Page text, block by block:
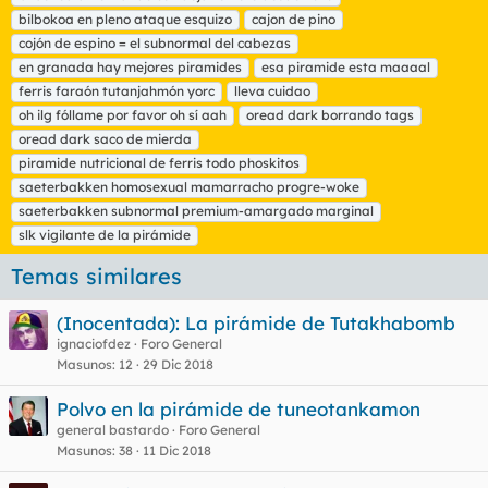
q
u
e
t
a
s
bilbokoa en pleno ataque esquizo
cajon de pino
cojón de espino = el subnormal del cabezas
en granada hay mejores piramides
esa piramide esta maaaal
ferris faraón tutanjahmón yorc
lleva cuidao
oh ilg fóllame por favor oh sí aah
oread dark borrando tags
oread dark saco de mierda
piramide nutricional de ferris todo phoskitos
saeterbakken homosexual mamarracho progre-woke
saeterbakken subnormal premium-amargado marginal
slk vigilante de la pirámide
Temas similares
(Inocentada): La pirámide de Tutakhabomb
ignaciofdez
Foro General
Masunos 12 29 Dic 2018
Polvo en la pirámide de tuneotankamon
general bastardo
Foro General
Masunos 38 11 Dic 2018